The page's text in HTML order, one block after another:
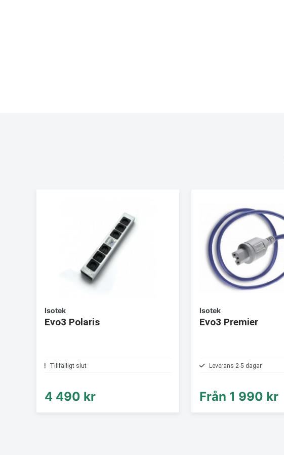
Isotek
Evo3 Polaris
Tillfälligt slut
4 490 kr
Isotek
Evo3 Premier
Leverans 2-5 dagar
Från 1 990 kr